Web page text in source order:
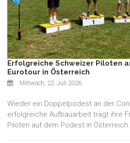
Erfolgreiche Schweizer Piloten
Eurotour in Österreich
Mittwoch, 22. Juli 2026
Wieder ein Doppelpodest an der
erfolgreiche Aufbauarbeit trägt ihre
Piloten auf dem Podest in Österreich.